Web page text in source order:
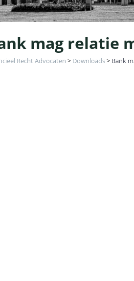
mag relatie
Recht Advocaten > Downloads> Bank